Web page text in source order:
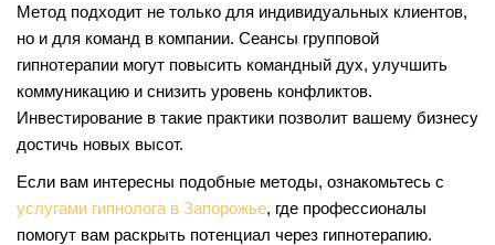
Метод подходит не только для индивидуальных клиентов,
но и для команд в компании. Сеансы групповой
гипнотерапии могут повысить командный дух, улучшить
коммуникацию и снизить уровень конфликтов.
Инвестирование в такие практики позволит вашему бизнесу
достичь новых высот.
Если вам интересны подобные методы, ознакомьтесь с
услугами гипнолога в Запорожье, где профессионалы
помогут вам раскрыть потенциал через гипнотерапию.